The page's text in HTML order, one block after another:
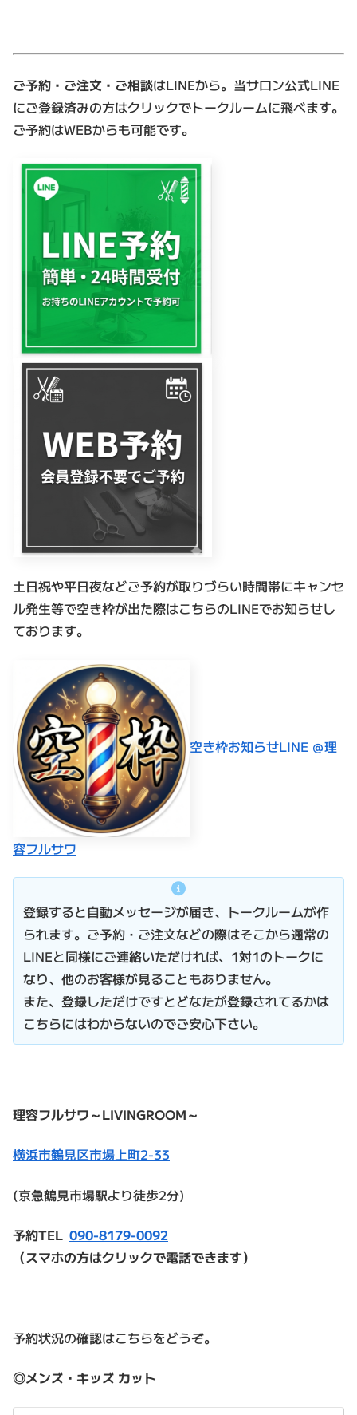
ご予約・ご注文・ご相談はLINEから。当サロン公式LINE
にご登録済みの方はクリックでトークルームに飛べます。
ご予約はWEBからも可能です。
土日祝や平日夜などご予約が取りづらい時間帯にキャンセ
ル発生等で空き枠が出た際はこちらのLINEでお知らせし
ております。
空き枠お知らせLINE ＠理
容フルサワ
登録すると自動メッセージが届き、トークルームが作
られます。ご予約・ご注文などの際はそこから通常の
LINEと同様にご連絡いただければ、1対1のトークに
なり、他のお客様が見ることもありません。
また、登録しただけですとどなたが登録されてるかは
こちらにはわからないのでご安心下さい。
理容フルサワ～LIVINGROOM～
横浜市鶴見区市場上町2-33
(京急鶴見市場駅より徒歩2分)
予約TEL 090-8179-0092
（スマホの方はクリックで電話できます）
予約状況の確認はこちらをどうぞ。
◎メンズ・キッズ カット